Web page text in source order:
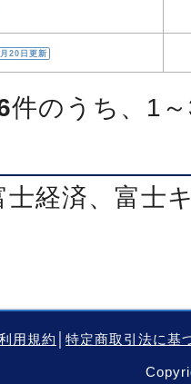
20日更新
件のうち、1
士経済、富士
用規約 特定商取引法に基